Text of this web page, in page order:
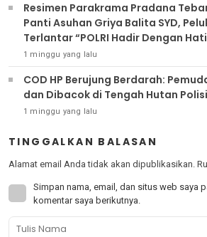
Resimen Parakrama Pradana
Panti Asuhan Griya Balita SYD,
Terlantar “POLRI Hadir Dengan
1 minggu yang lalu
COD HP Berujung Berdarah:
dan
1 minggu yang lalu
TINGGALKAN BALASAN
Alamat email Anda tidak akan dipublikasikan.
Simpan nama, email, dan situs web saya
komentar saya berikutnya.